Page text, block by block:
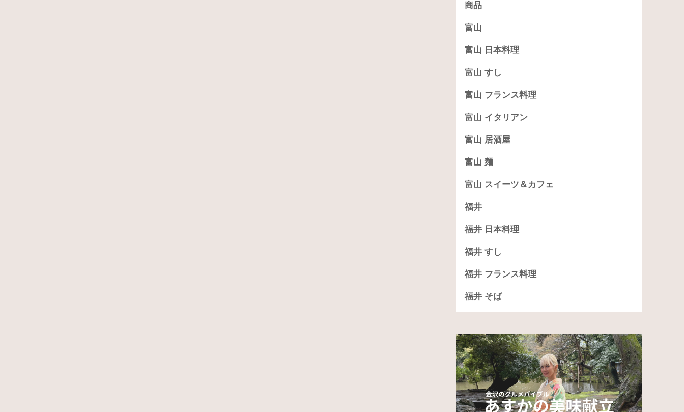
商品
富山
富山 日本料理
富山 すし
富山 フランス料理
富山 イタリアン
富山 居酒屋
富山 麺
富山 スイーツ＆カフェ
福井
福井 日本料理
福井 すし
福井 フランス料理
福井 そば